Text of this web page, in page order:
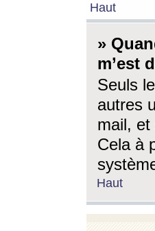
Haut
»
m’est
Seuls
autres
mail, et
Cela à
Haut